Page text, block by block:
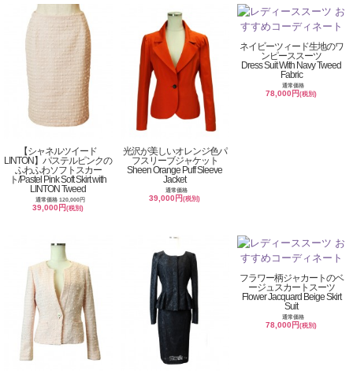
【シャネルツイード
LINTON】パステルピンクの
ふわふわソフトスカー
ト/Pastel Pink Soft Skirt with
LINTON Tweed
通常価格 120,000円
39,000円(税別)
光沢が美しいオレンジ色パ
フスリーブジャケット
Sheen Orange Puff Sleeve
Jacket
通常価格
39,000円(税別)
ネイビーツィード生地のワ
ンピーススーツ
Dress Suit With Navy Tweed
Fabric
通常価格
78,000円(税別)
フラワー柄ジャカートのベ
ージュスカートスーツ
Flower Jacquard Beige Skirt
Suit
通常価格
78,000円(税別)